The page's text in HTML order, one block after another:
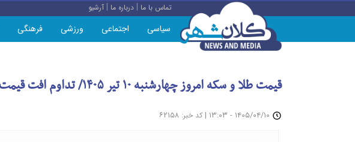
تماس با ما |درباره ما |آرشیو
سیاسی اجتماعی ورزشی فرهنگی
قیمت طلا و سکه امروز چهارشنبه ۱۰ تیر ۱۴۰۵/ تداوم افت قیمت‌ها در بازار طلا و سکه
| کد خبر: ۶۲۱۵۸